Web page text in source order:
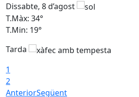
Dissabte, 8 d’agost
T.Màx: 34°
T.Min: 19°
Tarda
1
2
AnteriorSegüent